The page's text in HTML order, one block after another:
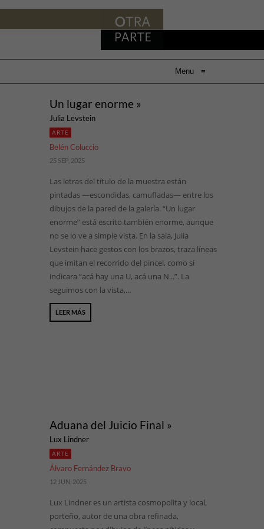
Menu ≡
Un lugar enorme »
Julia Levstein
ARTE
Belén Coluccio
25 SEP, 2025
Las letras del título de la muestra están
pintadas —escondidas, camufladas— entre los
dibujos de la pared de la galería. “Un lugar
enorme” está escrito también enorme, aunque
no se lo ve a simple vista. En la sala, Julia
Levstein hace gestos con los brazos, traza líneas
que imitan el recorrido del pincel, como si
indicara “acá hay una U, acá una N...”. La
seguimos con la vista,...
LEER MÁS
Aduana del Juicio Final »
Lux Lindner
ARTE
Álvaro Fernández Bravo
12 JUN, 2025
Lux Lindner es un artista cosmopolita y local,
porteño, autor de una obra refinada,